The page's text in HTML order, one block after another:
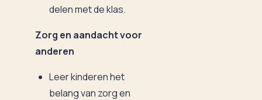
delen met de klas.
Zorg en aandacht voor
anderen
Leer kinderen het
belang van zorg en